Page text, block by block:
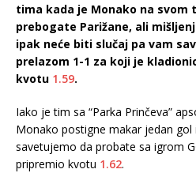
tima kada je Monako na svom
prebogate Parižane, ali
ipak neće biti slučaj pa vam
prelazom 1-1 za koji je
kvotu 1.59.
Iako je tim sa “Parka Prinčeva”
Monako postigne makar jedan
savetujemo da probate sa igrom
pripremio kvotu 1.62.